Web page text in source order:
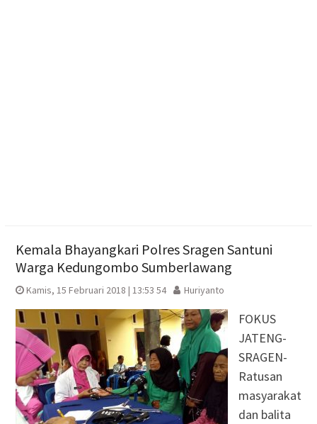
Kemala Bhayangkari Polres Sragen Santuni
Warga Kedungombo Sumberlawang
Kamis, 15 Februari 2018 | 13:53 54 Huriyanto
FOKUS
JATENG-
SRAGEN-
Ratusan
masyarakat
dan balita